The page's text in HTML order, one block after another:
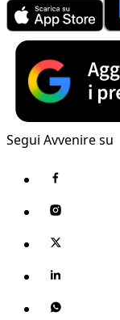
Segui Avvenire su